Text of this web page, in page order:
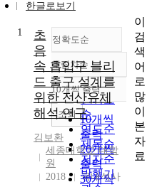
한글로보기
정확도순
정확도
순
인기도
순
연도순
제목순
저자순
발행기
내림차순
내림차순
10개씩 출력
10개씩
출력
20개씩
출력
30개씩
조회
1
초
음
속 흡입구 블리
드 출구 설계를
위한 전산유체
해석 연구
김보환
세종대학교 대학
원
2018
국내석사
이
검
색
어
로
많
이
본
자
료